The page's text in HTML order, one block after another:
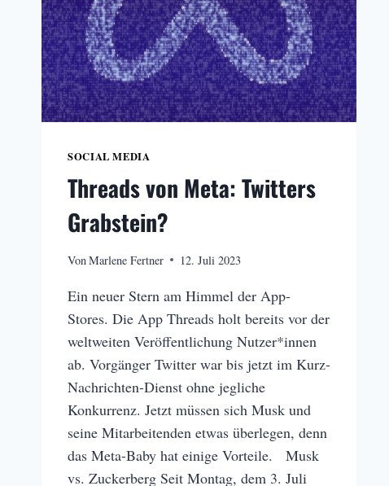
SOCIAL MEDIA
Threads von Meta: Twitters
Grabstein?
VonMarlene Fertner 12. Juli 2023
Ein neuer Stern am Himmel der App-
Stores. Die App Threads holt bereits vor der
weltweiten Veröffentlichung Nutzer*innen
ab. Vorgänger Twitter war bis jetzt im Kurz-
Nachrichten-Dienst ohne jegliche
Konkurrenz. Jetzt müssen sich Musk und
seine Mitarbeitenden etwas überlegen, denn
das Meta-Baby hat einige Vorteile. Musk
vs. Zuckerberg Seit Montag, dem 3. Juli